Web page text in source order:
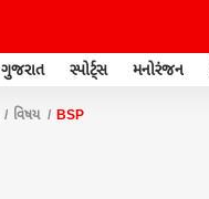
ગુજરાત સ્પોર્ટ્સ મનોરંજન
વિષય BSP